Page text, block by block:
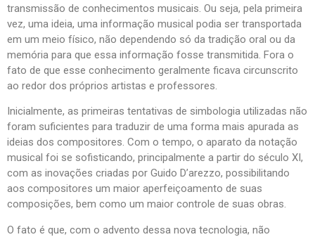
transmissão de conhecimentos musicais. Ou seja, pela primeira
vez, uma ideia, uma informação musical podia ser transportada
em um meio físico, não dependendo só da tradição oral ou da
memória para que essa informação fosse transmitida. Fora o
fato de que esse conhecimento geralmente ficava circunscrito
ao redor dos próprios artistas e professores.
Inicialmente, as primeiras tentativas de simbologia utilizadas não
foram suficientes para traduzir de uma forma mais apurada as
ideias dos compositores. Com o tempo, o aparato da notação
musical foi se sofisticando, principalmente a partir do século XI,
com as inovações criadas por Guido D’arezzo, possibilitando
aos compositores um maior aperfeiçoamento de suas
composições, bem como um maior controle de suas obras.
O fato é que, com o advento dessa nova tecnologia, não